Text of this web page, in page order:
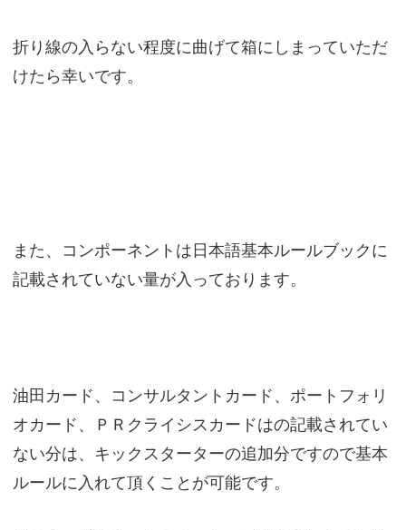
折り線の入らない程度に曲げて箱にしまっていただ
けたら幸いです。
また、コンポーネントは日本語基本ルールブックに
記載されていない量が入っております。
油田カード、コンサルタントカード、ポートフォリ
オカード、ＰＲクライシスカードはの記載されてい
ない分は、キックスターターの追加分ですので基本
ルールに入れて頂くことが可能です。